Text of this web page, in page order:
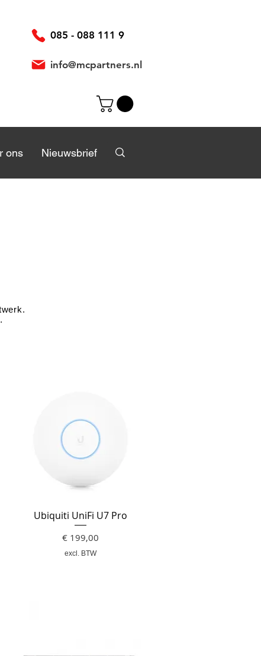
085 - 088 111 9
info@mcpartners.nl
Over ons
ons Nieuwsbrief
Ubiquiti UniFi U7 Pro
Prijs
€ 199,00
excl. BTW